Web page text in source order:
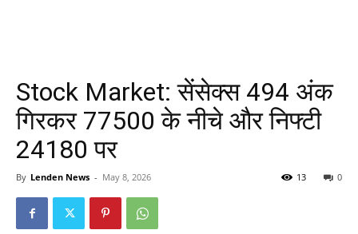
Stock Market: सेंसेक्स 494 अंक
गिरकर 77500 के नीचे और निफ्टी
24180 पर
By Lenden News - May 8, 2026 0
13